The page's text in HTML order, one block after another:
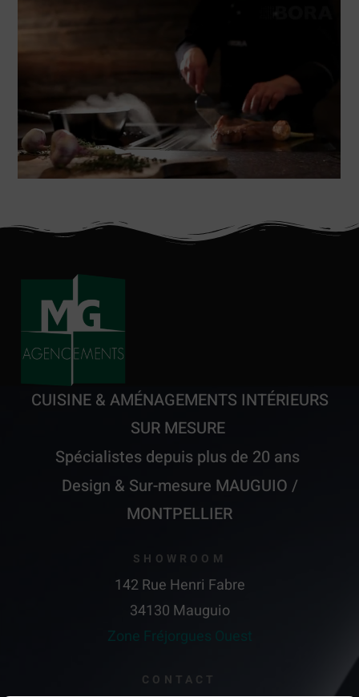
CUISINE & AMÉNAGEMENTS INTÉRIEURS
SUR MESURE
Spécialistes depuis plus de 20 ans
Design & Sur-mesure MAUGUIO /
MONTPELLIER
SHOWROOM
142 Rue Henri Fabre
34130 Mauguio
Zone Fréjorgues Ouest
CONTACT